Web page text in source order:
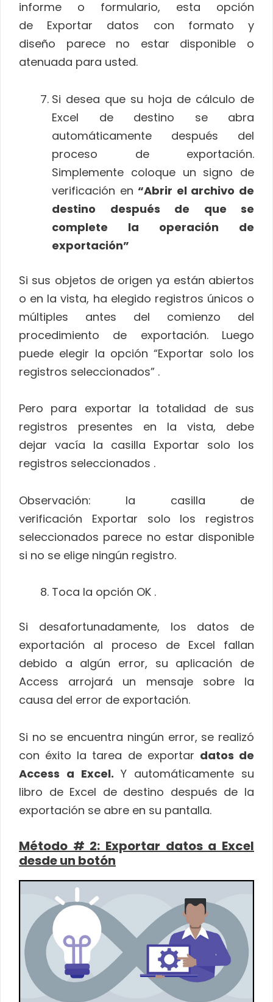
informe o formulario, esta opción
de Exportar datos con formato y
diseño parece no estar disponible o
atenuada para usted.
Si desea que su hoja de cálculo de
Excel de destino se abra
automáticamente después del
proceso de exportación.
Simplemente coloque un signo de
verificación en “Abrir el archivo de
destino después de que se
complete la operación de
exportación”
Si sus objetos de origen ya están abiertos
o en la vista, ha elegido registros únicos o
múltiples antes del comienzo del
procedimiento de exportación. Luego
puede elegir la opción “Exportar solo los
registros seleccionados” .
Pero para exportar la totalidad de sus
registros presentes en la vista, debe
dejar vacía la casilla Exportar solo los
registros seleccionados .
Observación: la casilla de
verificación Exportar solo los registros
seleccionados parece no estar disponible
si no se elige ningún registro.
Toca la opción OK .
Si desafortunadamente, los datos de
exportación al proceso de Excel fallan
debido a algún error, su aplicación de
Access arrojará un mensaje sobre la
causa del error de exportación.
Si no se encuentra ningún error, se realizó
con éxito la tarea de exportar datos de
Access a Excel. Y automáticamente su
libro de Excel de destino después de la
exportación se abre en su pantalla.
Método # 2: Exportar datos a Excel
desde un botón